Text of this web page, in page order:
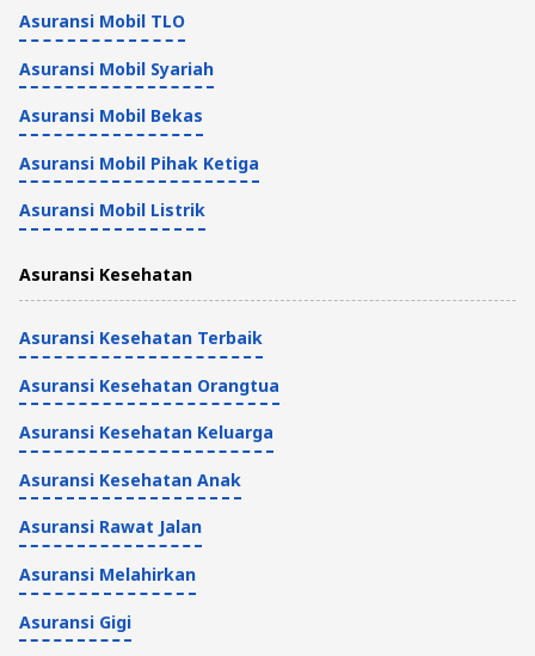
Asuransi Mobil TLO
Asuransi Mobil Syariah
Asuransi Mobil Bekas
Asuransi Mobil Pihak Ketiga
Asuransi Mobil Listrik
Asuransi Kesehatan
Asuransi Kesehatan Terbaik
Asuransi Kesehatan Orangtua
Asuransi Kesehatan Keluarga
Asuransi Kesehatan Anak
Asuransi Rawat Jalan
Asuransi Melahirkan
Asuransi Gigi